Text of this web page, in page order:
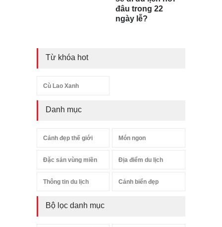
đâu trong 22
ngày lễ?
Từ khóa hot
Cù Lao Xanh
Danh mục
Cảnh đẹp thế giới Món ngon
Đặc sản vùng miền Địa điểm du lịch
Thông tin du lịch Cảnh biển đẹp
Bộ lọc danh mục